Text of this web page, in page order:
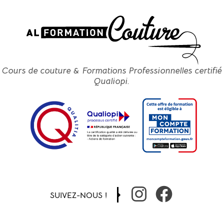
Cours de couture & Formations Professionnelles certifié
Qualiopi.
SUIVEZ-NOUS !